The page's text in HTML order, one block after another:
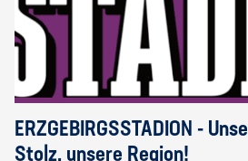
ERZGEBIRGSSTADION -
Stolz, unsere Region!